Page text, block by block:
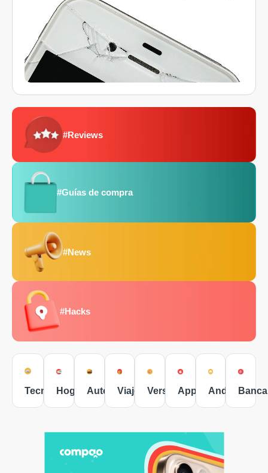
#Reviews
#Guías de compra
#News
#Hacks
Tecnología
Hogar Autos Viajes VersusApple AndroidBanca